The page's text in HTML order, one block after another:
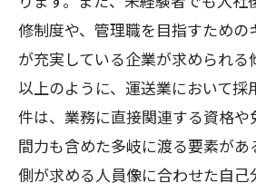
修制度や、管理職を目指すための
が充実している企業が求められる
以上のように、運送業において採
件は、業務に直接関連する資格
間力も含めた多岐に渡る要素があ
側が求める人員像に合わせた自